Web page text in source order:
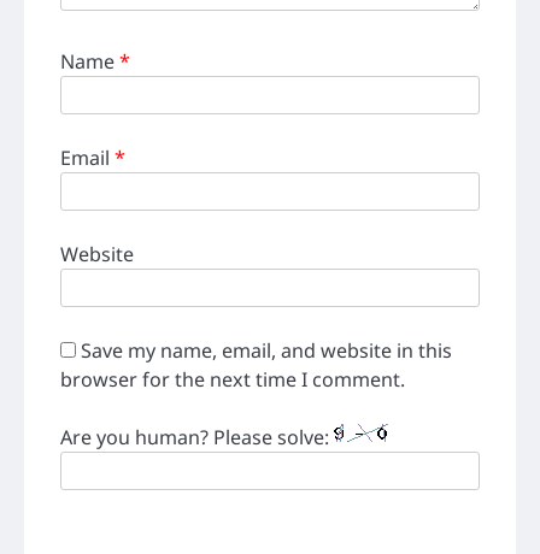
Name*
Email *
Website
Save my name, email, and website in this
browser for the next time I comment.
Are you human? Please solve: